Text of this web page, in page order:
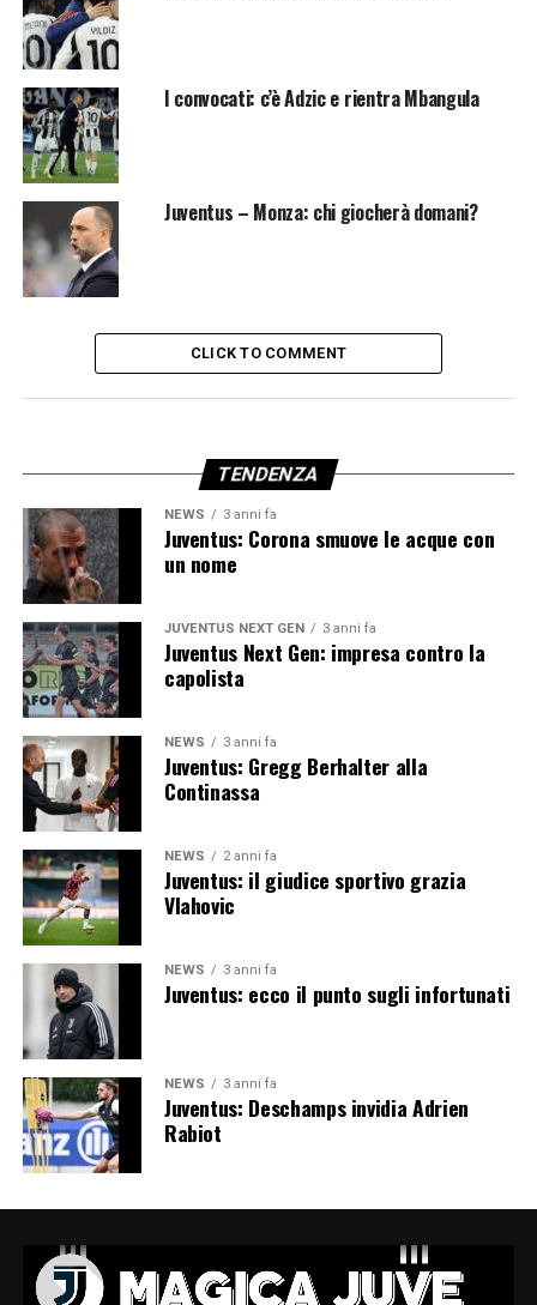
I convocati: c’è Adzic e rientra Mbangula
Juventus – Monza: chi giocherà domani?
CLICK TO COMMENT
TENDENZA
NEWS 3 anni fa
Juventus: Corona smuove le acque con
un nome
JUVENTUS NEXT GEN 3 anni fa
Juventus Next Gen: impresa contro la
capolista
NEWS 3 anni fa
Juventus: Gregg Berhalter alla
Continassa
NEWS 2 anni fa
Juventus: il giudice sportivo grazia
Vlahovic
NEWS 3 anni fa
Juventus: ecco il punto sugli infortunati
NEWS 3 anni fa
Juventus: Deschamps invidia Adrien
Rabiot